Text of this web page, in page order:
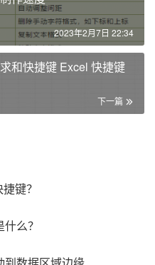
2023年2月7日 22:34
和快捷键 Excel 快捷键
下一篇
键？
么？